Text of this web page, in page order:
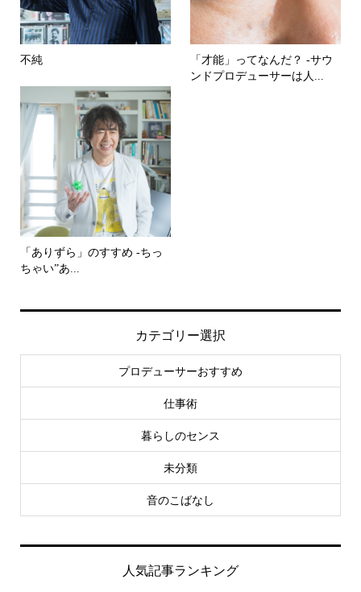
不純
「才能」ってなんだ？ -サウ
ンドプロデューサーは人...
「ありずら」のすすめ -ちっ
ちゃい”あ...
カテゴリー選択
プロデューサーおすすめ
仕事術
暮らしのセンス
未分類
音のこばなし
人気記事ランキング